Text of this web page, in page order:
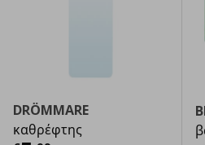
DRÖMMARE
καθρέφτης